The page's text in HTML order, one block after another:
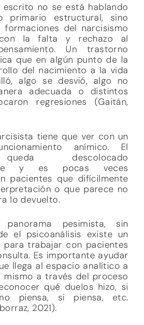
escrito no se está hablando
primario estructural, sino
formaciones del narcisismo
con la falta y rechazo al
Un trastorno
que en algún punto de la
del nacimiento a la vida
algo se desvió, algo no
adecuada o distintos
regresiones (Gaitán,
tiene que ver con un
anímico. El
descolocado
y es pocas veces
pacientes que difícilmente
o que parece no
lo devuelto.
panorama pesimista, sin
el psicoanálisis existe un
para trabajar con pacientes
Es importante ayudar
llega al espacio analítico a
mismo a través del proceso
qué duelos hizo, si
piensa, si piensa, etc.
2021).